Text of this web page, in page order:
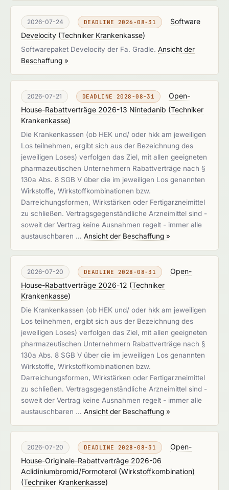
2026-07-24 DEADLINE 2026-08-31
Software
Develocity (Techniker Krankenkasse)
Softwarepaket Develocity der Fa. Gradle. Ansicht der
Beschaffung »
2026-07-21 DEADLINE 2028-08-31
Open-
House-Rabattverträge 2026-13 Nintedanib (Techniker
Krankenkasse)
Die Krankenkassen (ob HEK und/ oder hkk am jeweiligen
Los teilnehmen, ergibt sich aus der Bezeichnung des
jeweiligen Loses) verfolgen das Ziel, mit allen geeigneten
pharmazeutischen Unternehmern Rabattverträge nach §
130a Abs. 8 SGB V über die im jeweiligen Los genannten
Wirkstoffe, Wirkstoffkombinationen bzw.
Darreichungsformen, Wirkstärken oder Fertigarzneimittel
zu schließen. Vertragsgegenständliche Arzneimittel sind -
soweit der Vertrag keine Ausnahmen regelt - immer alle
austauschbaren … Ansicht der Beschaffung »
2026-07-20 DEADLINE 2028-08-31
Open-
House-Rabattverträge 2026-12 (Techniker
Krankenkasse)
Die Krankenkassen (ob HEK und/ oder hkk am jeweiligen
Los teilnehmen, ergibt sich aus der Bezeichnung des
jeweiligen Loses) verfolgen das Ziel, mit allen geeigneten
pharmazeutischen Unternehmern Rabattverträge nach §
130a Abs. 8 SGB V über die im jeweiligen Los genannten
Wirkstoffe, Wirkstoffkombinationen bzw.
Darreichungsformen, Wirkstärken oder Fertigarzneimittel
zu schließen. Vertragsgegenständliche Arzneimittel sind -
soweit der Vertrag keine Ausnahmen regelt - immer alle
austauschbaren … Ansicht der Beschaffung »
2026-07-20 DEADLINE 2028-08-31
Open-
House-Originale-Rabattverträge 2026-06
Aclidiniumbromid/Formoterol (Wirkstoffkombination)
(Techniker Krankenkasse)